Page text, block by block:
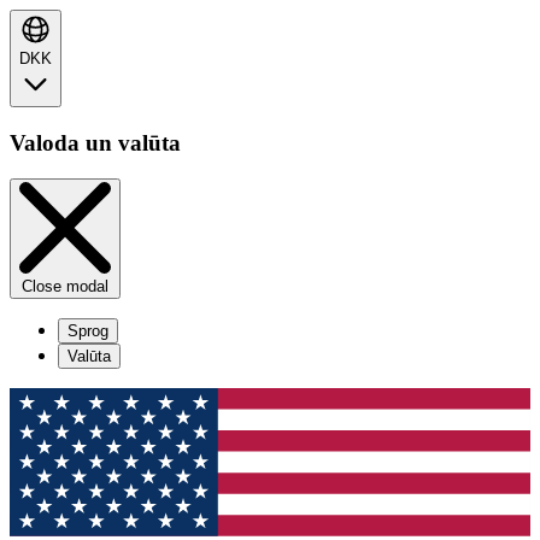
DKK
Valoda un valūta
Close modal
Sprog
Valūta